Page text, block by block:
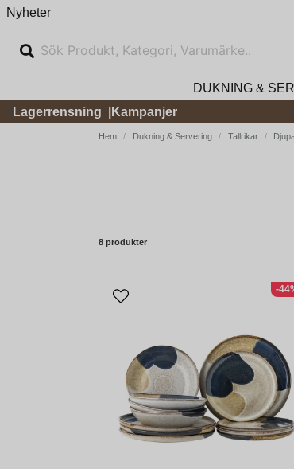
Nyheter
DUKNING &
Lagerrensning
Kampanjer
Hem Dukning & Servering Tallrikar
8 produkter
-